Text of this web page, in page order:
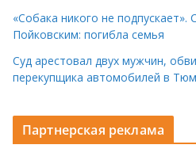
«Собака никого не
Пойковским: погибла семья
Суд арестовал двух мужчин,
перекупщика автомобилей в
Партнерская реклама